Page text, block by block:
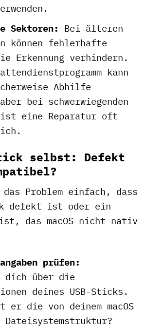
Sektoren:
Bei älteren
können fehlerhafte
Erkennung verhindern.
kann
Abhilfe
bei schwerwiegenden
ist eine Reparatur oft
selbst: Defekt
das Problem einfach, dass
defekt ist oder ein
das macOS nicht nativ
prüfen:
dich über die
deines USB-Sticks.
er die von deinem macOS
Dateisystemstruktur?